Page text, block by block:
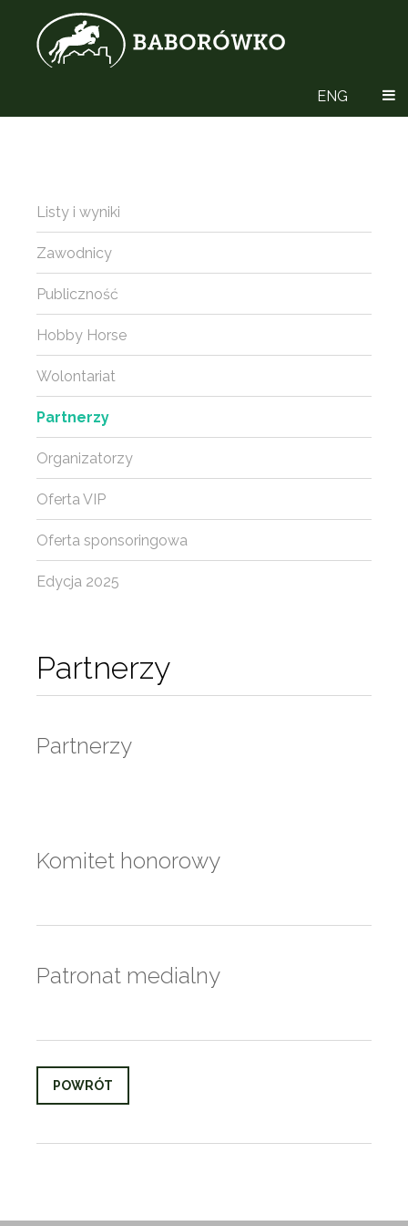
ENG
Partnerzy
Partnerzy
Komitet honorowy
Patronat medialny
POWRÓT
Listy i wyniki
Zawodnicy
Publiczność
Hobby Horse
Wolontariat
Partnerzy
Organizatorzy
Oferta VIP
Oferta sponsoringowa
Edycja 2025